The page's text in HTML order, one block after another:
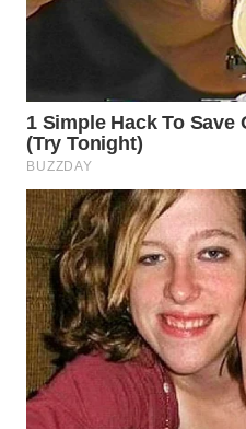
KARAWANG
WN
BOGOR
WN
DEPOK
WN
TAPANULI
UTARA
WN